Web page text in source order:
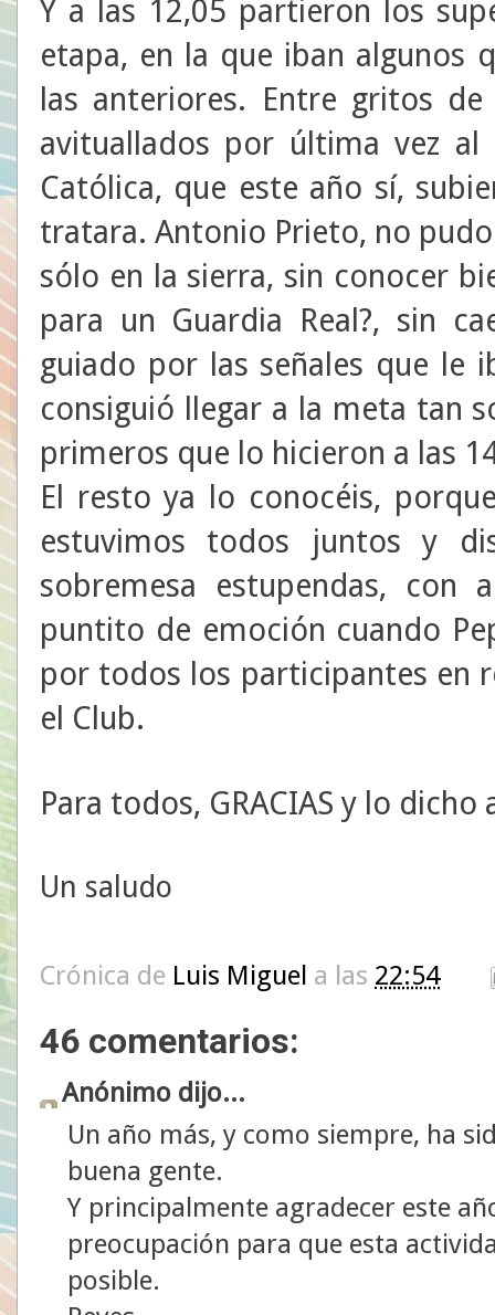
Y a las 12,05 partieron los
etapa, en la que iban algunos
las anteriores. Entre gritos
avituallados por última vez
Católica, que este año sí,
tratara. Antonio Prieto, no
sólo en la sierra, sin conocer
para un Guardia Real?, sin
guiado por las señales que le
consiguió llegar a la meta tan
primeros que lo hicieron a las
El resto ya lo conocéis,
estuvimos todos juntos y
sobremesa estupendas, con
puntito de emoción cuando
por todos los participantes en
el Club.
Para todos, GRACIAS y lo dicho
Un saludo
Crónica de Luis Miguel a las 22:54
46 comentarios:
Anónimo dijo...
Un año más, y como siempre, ha
buena gente.
Y principalmente agradecer este
preocupación para que esta
posible.